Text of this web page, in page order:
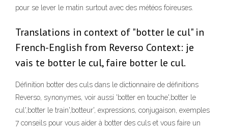
pour se lever le matin surtout avec des météos foireuses.
Translations in context of "botter le cul" in
French-English from Reverso Context: je
vais te botter le cul, faire botter le cul.
Définition botter des culs dans le dictionnaire de définitions
Reverso, synonymes, voir aussi 'botter en touche',botter le
cul',botter le train',botteur', expressions, conjugaison, exemples
7 conseils pour vous aider à botter des culs et vous faire un